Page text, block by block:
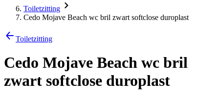
Toiletzitting
Cedo Mojave Beach wc bril zwart softclose duroplast
Toiletzitting
Cedo Mojave Beach wc bril
zwart softclose duroplast